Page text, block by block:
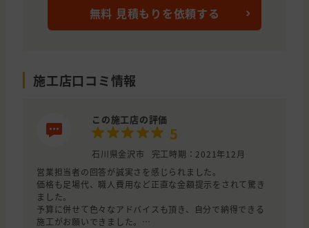
無料 見積もりを依頼する
施工店口コミ情報
この施工店の評価
5
石川県金沢市
完工時期：2021年12月
営業担当者の回答が誠実さを感じられました。
価格も足場代、職人費用など正直な金額提示をされて驚き
ました。
予算に併せて色々なアドバイスも頂き、自分で納得できる
施工がお願いできました。